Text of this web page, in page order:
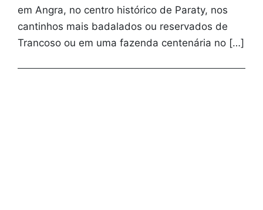
em Angra, no centro histórico de Paraty, nos
cantinhos mais badalados ou reservados de
Trancoso ou em uma fazenda centenária no […]